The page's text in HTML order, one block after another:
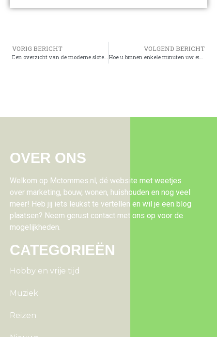
VORIG BERICHT VOLGEND BERICHT
OVER ONS
Welkom op Mctommes.nl, dé website met weetjes
over marketing, bouw, wonen, huishouden en nog veel
meer! Heb jij iets leukst te vertellen en wil je een blog
plaatsen? Neem gerust contact met ons op voor de
mogelijkheden.
CATEGORIEËN
Hobby en vrije tijd
Muziek
Reizen